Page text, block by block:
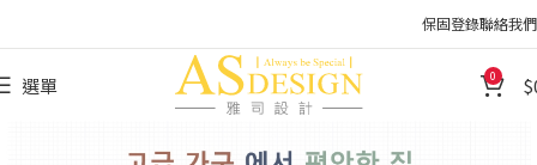
保固登錄聯絡我們
選單 0